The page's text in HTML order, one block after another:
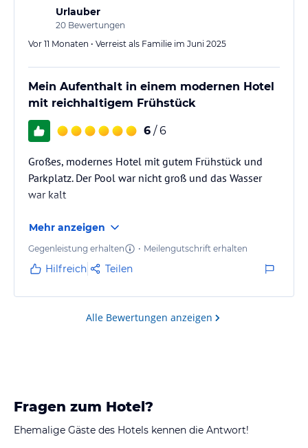
Urlauber
20 Bewertungen
Vor 11 Monaten • Verreist als Familie im Juni 2025
Mein Aufenthalt in einem modernen Hotel
mit reichhaltigem Frühstück
6 / 6
Großes, modernes Hotel mit gutem Frühstück und
Parkplatz. Der Pool war nicht groß und das Wasser
war kalt
Mehr anzeigen
Gegenleistung erhalten • Meilengutschrift erhalten
Hilfreich Teilen
Alle Bewertungen anzeigen
Fragen zum Hotel?
Ehemalige Gäste des Hotels kennen die Antwort!